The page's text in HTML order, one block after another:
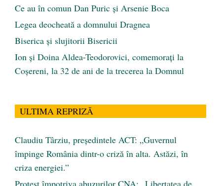
Ce au în comun Dan Puric şi Arsenie Boca
Legea deocheată a domnului Dragnea
Biserica și slujitorii Bisericii
Ion și Doina Aldea-Teodorovici, comemorați la
Coșereni, la 32 de ani de la trecerea la Domnul
ULTIMA REPRIZĂ
Claudiu Târziu, președintele ACT: „Guvernul
împinge România dintr-o criză în alta. Astăzi, în
criza energiei.”
Protest împotriva abuzurilor CNA: „Libertatea de